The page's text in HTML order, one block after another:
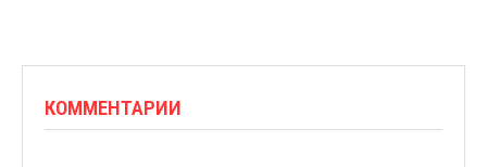
КОММЕНТАРИИ